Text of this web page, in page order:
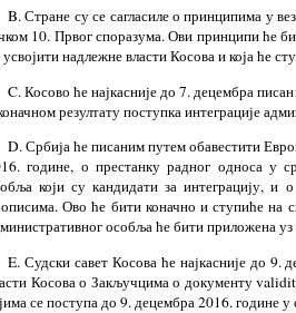
B. Стране су се сагласиле о принципима у
10. Првог споразума. Ови принципи ће
надлежне власти Косова и која ће
C. Косово ће најкасније до 7. децембра
резултату поступка интеграције
D. Србија ће писаним путем обавестити
године, о престанку радног односа у
који су кандидати за интеграцију, и
Ово ће бити коначно и ступиће на
особља ће бити приложена
E. Судски савет Косова ће најкасније до 9.
Косова о Закључцима о документу
се поступа до 9. децембра 2016. године